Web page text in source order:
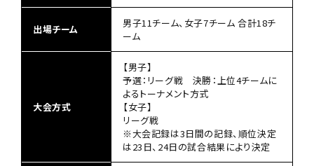
出場チーム
男子11チーム、女子7チーム 合計18チ
ーム
大会方式
【男子】
予選：リーグ戦 決勝：上位4チームに
よるトーナメント方式
【女子】
リーグ戦
※大会記録は3日間の記録、順位決定
は23日、24日の試合結果により決定